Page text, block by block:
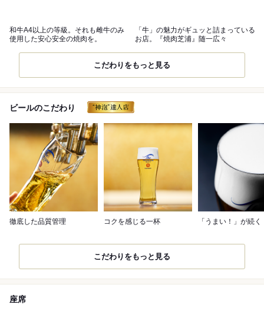
和牛A4以上の等級。それも雌牛のみ
使用した安心安全の焼肉を。
「牛」の魅力がギュッと詰まっている
お店。『焼肉芝浦』随一広々
こだわりをもっと見る
ビールのこだわり
徹底した品質管理 コクを感じる一杯 「うまい！」が続く
こだわりをもっと見る
座席